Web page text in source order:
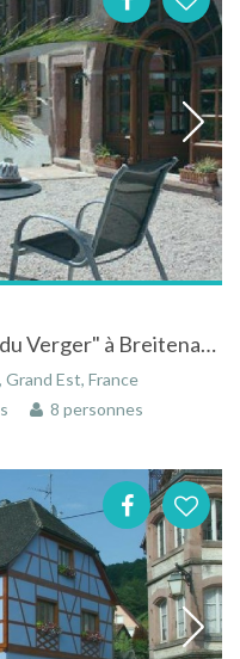
Chambres d'hôtes "A l'Ombre du Verger" à Breitenau dans le Bas-Rhin en Alsace
Grand Est, France
8 personnes